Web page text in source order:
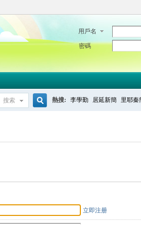
用戶名
密碼
搜索 熱搜: 李學勤 居延新簡 里耶秦
立即注册